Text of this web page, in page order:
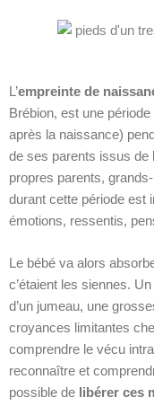
L’empreinte de
Brébion, est une
après la naissance)
de ses parents issus de
propres parents,
durant cette période est
émotions, ressentis,
Le bébé va alors
c’étaient les siennes.
d’un jumeau, une
croyances limitantes
comprendre le vécu
reconnaître et
possible de libérer ces